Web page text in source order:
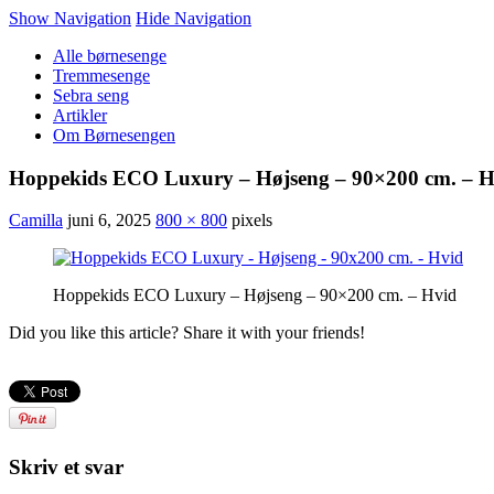
Show Navigation Hide Navigation
Alle børnesenge
Tremmesenge
Sebra seng
Artikler
Om Børnesengen
Hoppekids ECO Luxury – Højseng – 90×200 cm. –
Camilla juni 6, 2025 800 × 800 pixels
Hoppekids ECO Luxury – Højseng – 90×200 cm. – Hvid
Did you like this article? Share it with your friends!
Skriv et svar